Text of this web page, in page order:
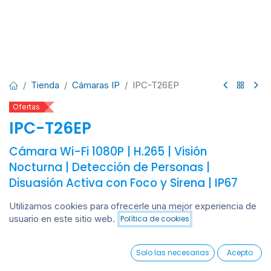
Añadir al carrito
0
Wishlist Account
Tienda Cámaras IP IPC-T26EP
Ofertas
IPC-T26EP
Cámara Wi-Fi 1080P | H.265 | Visión
Nocturna | Detección de Personas |
Disuasión Activa con Foco y Sirena | IP67
Resistente
La imou IPC-T26EP Cámara de seguridad Wi-Fi con
resolución Full HD 1080P, visión nocturna y detección
inteligente de personas. Incorpora sistema de disuasión
activa con foco y sirena integrados, audio bidireccional y
Utilizamos cookies para ofrecerle una mejor experiencia de
usuario en este sitio web. Política de cookies
Solo las necesarias Acepto